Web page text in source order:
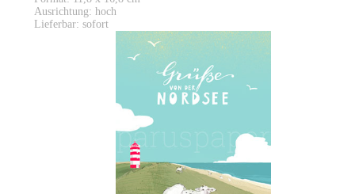
Ausrichtung: hoch
Lieferbar: sofort